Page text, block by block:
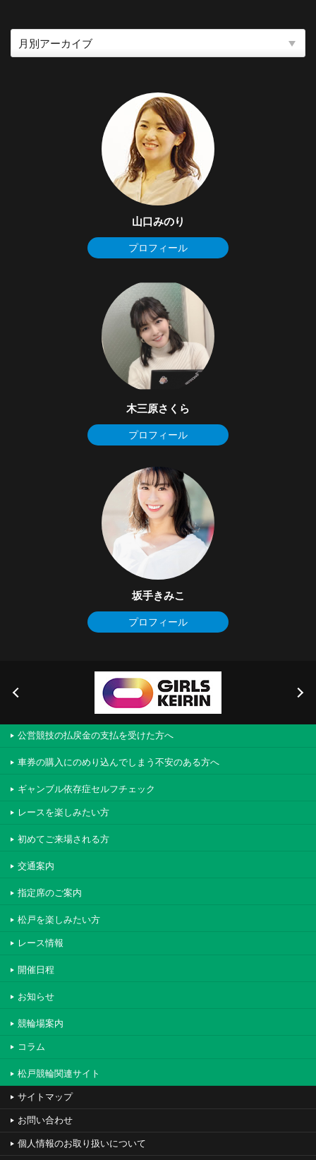
山口みのり
プロフィール
木三原さくら
プロフィール
坂手きみこ
プロフィール
公営競技の払戻金の支払を受けた方へ
車券の購入にのめり込んでしまう不安のある方へ
ギャンブル依存症セルフチェック
レースを楽しみたい方
初めてご来場される方
交通案内
指定席のご案内
松戸を楽しみたい方
レース情報
開催日程
お知らせ
競輪場案内
コラム
松戸競輪関連サイト
サイトマップ
お問い合わせ
個人情報のお取り扱いについて